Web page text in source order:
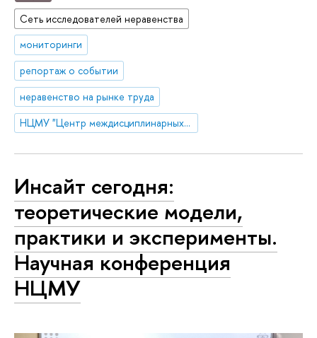
Сеть исследователей неравенства
мониторинги
репортаж о событии
неравенство на рынке труда
НЦМУ "Центр междисциплинарных исследований человеческого потенциала"
Инсайт сегодня:
теоретические модели,
практики и эксперименты.
Научная конференция
НЦМУ